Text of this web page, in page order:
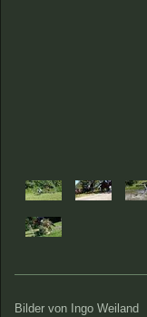
Bilder von Ingo Weiland